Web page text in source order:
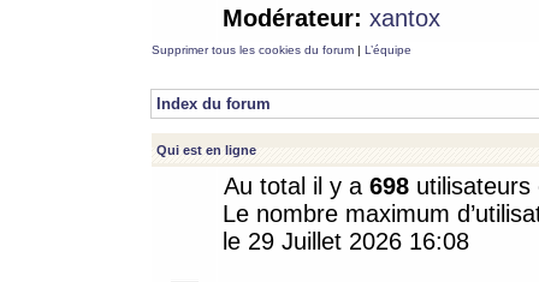
Modérateur: xantox
Supprimer tous les cookies du forum | L’équipe
Index du forum
Qui est en ligne
Au total il y a 698
Le nombre maximum
le 29 Juillet 2026 16:08